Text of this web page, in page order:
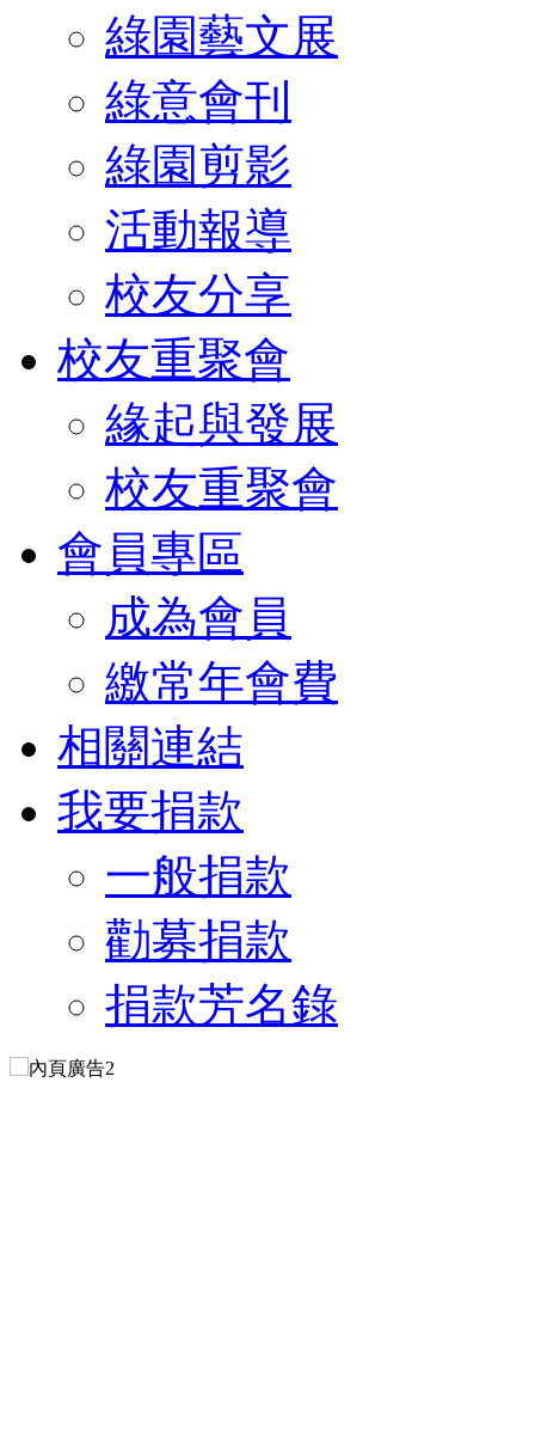
綠園藝文展
綠意會刊
綠園剪影
活動報導
校友分享
校友重聚會
緣起與發展
校友重聚會
會員專區
成為會員
繳常年會費
相關連結
我要捐款
一般捐款
勸募捐款
捐款芳名錄